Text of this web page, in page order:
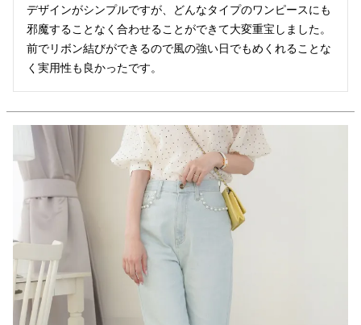
デザインがシンプルですが、どんなタイプのワンピースにも
邪魔することなく合わせることができて大変重宝しました。
前でリボン結びができるので風の強い日でもめくれることな
く実用性も良かったです。